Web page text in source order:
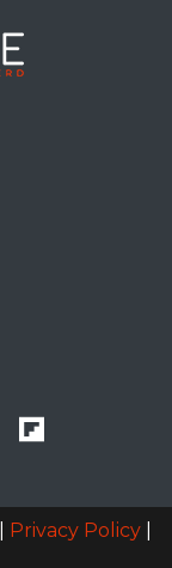
Privacy Policy